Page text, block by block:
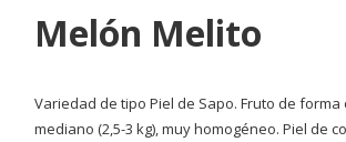
Melón Melito
Variedad de tipo Piel de Sapo. Fruto de forma
mediano (2,5-3 kg), muy homogéneo. Piel de